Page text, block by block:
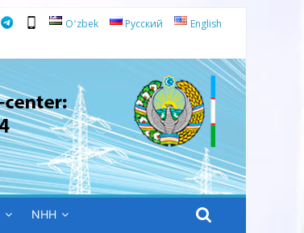
Oʻzbek Русский English
NHH